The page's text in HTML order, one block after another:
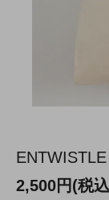
2,500円(税